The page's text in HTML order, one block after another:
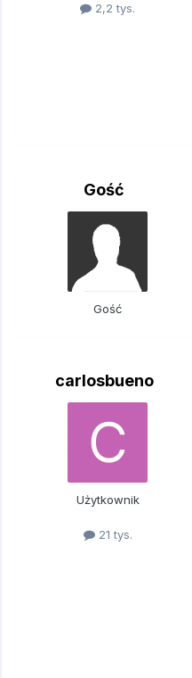
2,2 tys.
Gość
Gość
carlosbueno
Użytkownik
21 tys.